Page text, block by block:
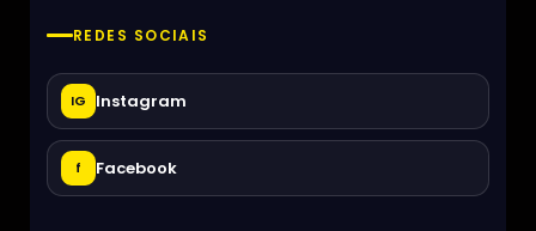
REDES SOCIAIS
IG Instagram
f Facebook